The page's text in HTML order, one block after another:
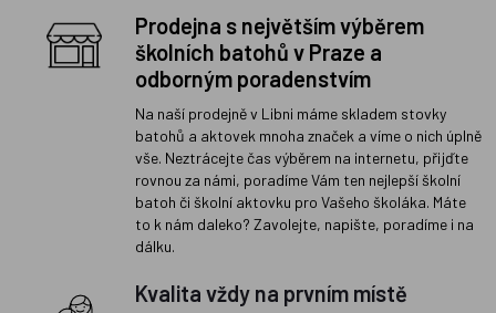
Prodejna s největším výběrem
školních batohů v Praze a
odborným poradenstvím
Na naší prodejně v Libni máme skladem stovky
batohů a aktovek mnoha značek a víme o nich úplně
vše. Neztrácejte čas výběrem na internetu, přijďte
rovnou za námi, poradíme Vám ten nejlepší školní
batoh či školní aktovku pro Vašeho školáka. Máte
to k nám daleko? Zavolejte, napište, poradíme i na
dálku.
Kvalita vždy na prvním místě